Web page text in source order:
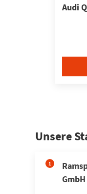
Audi
Unsere
1